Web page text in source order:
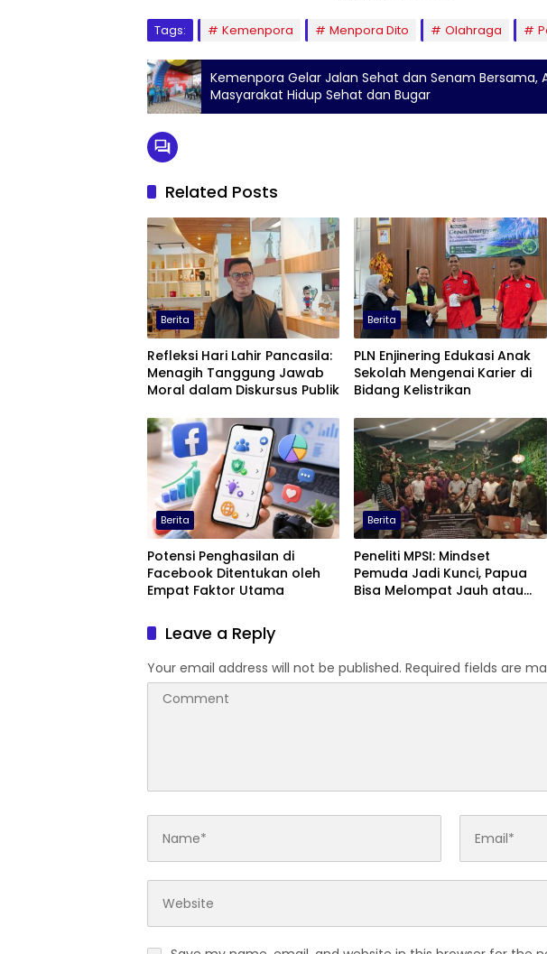
Tags: Kemenpora Menpora Dito Olahraga
Kemenpora Gelar Jalan Sehat dan Senam Bersama,
Masyarakat Hidup Sehat dan Bugar
Related Posts
Berita
Refleksi Hari Lahir Pancasila:
Menagih Tanggung Jawab
Moral dalam Diskursus Publik
Berita
PLN Enjinering Edukasi Anak
Sekolah Mengenai Karier di
Bidang Kelistrikan
Berita
Potensi Penghasilan di
Facebook Ditentukan oleh
Empat Faktor Utama
Berita
Peneliti MPSI: Mindset
Pemuda Jadi Kunci, Papua
Bisa Melompat Jauh atau
Leave a Reply
Your email address will not be published. Required fields are